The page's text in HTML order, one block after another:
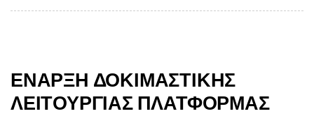
ΈΝΑΡΞΗ ΔΟΚΙΜΑΣΤΙΚΉΣ
ΛΕΙΤΟΥΡΓΊΑΣ ΠΛΑΤΦΌΡΜΑΣ